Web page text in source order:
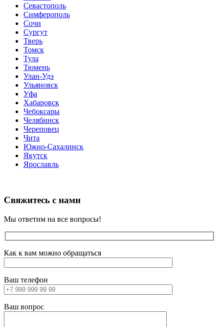
Севастополь
Симферополь
Сочи
Сургут
Тверь
Томск
Тула
Тюмень
Улан-Удэ
Ульяновск
Уфа
Хабаровск
Чебоксары
Челябинск
Череповец
Чита
Южно-Сахалинск
Якутск
Ярославль
Свяжитесь с нами
Мы ответим на все вопросы!
Как к вам можно обращаться
Ваш телефон
Ваш вопрос